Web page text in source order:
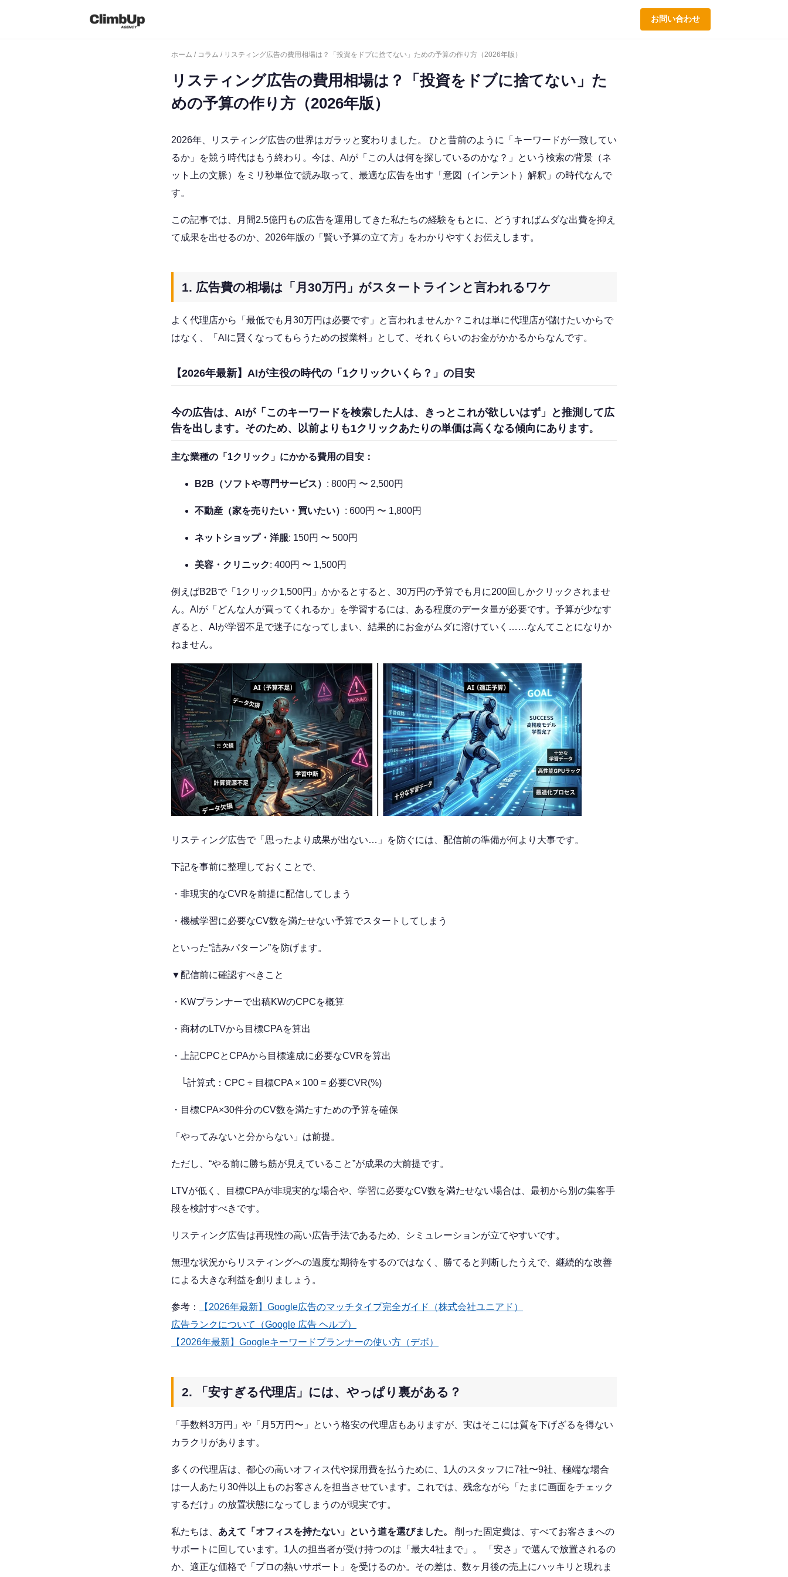
お問い合わせ
ホーム / コラム / リスティング広告の費用相場は？「投資をドブに捨てない」ための予算の作り方（2026年版）
リスティング広告の費用相場は？「投資をドブに捨てない」た
めの予算の作り方（2026年版）
2026年、リスティング広告の世界はガラッと変わりました。 ひと昔前のように「キーワードが一致してい
るか」を競う時代はもう終わり。今は、AIが「この人は何を探しているのかな？」という検索の背景（ネ
ット上の文脈）をミリ秒単位で読み取って、最適な広告を出す「意図（インテント）解釈」の時代なんで
す。
この記事では、月間2.5億円もの広告を運用してきた私たちの経験をもとに、どうすればムダな出費を抑え
て成果を出せるのか、2026年版の「賢い予算の立て方」をわかりやすくお伝えします。
1. 広告費の相場は「月30万円」がスタートラインと言われるワケ
よく代理店から「最低でも月30万円は必要です」と言われませんか？これは単に代理店が儲けたいからで
はなく、「AIに賢くなってもらうための授業料」として、それくらいのお金がかかるからなんです。
【2026年最新】AIが主役の時代の「1クリックいくら？」の目安
今の広告は、AIが「このキーワードを検索した人は、きっとこれが欲しいはず」と推測して広
告を出します。そのため、以前よりも1クリックあたりの単価は高くなる傾向にあります。
主な業種の「1クリック」にかかる費用の目安：
B2B（ソフトや専門サービス） : 800円 〜 2,500円
不動産（家を売りたい・買いたい） : 600円 〜 1,800円
ネットショップ・洋服: 150円 〜 500円
美容・クリニック: 400円 〜 1,500円
例えばB2Bで「1クリック1,500円」かかるとすると、30万円の予算でも月に200回しかクリックされませ
ん。AIが「どんな人が買ってくれるか」を学習するには、ある程度のデータ量が必要です。予算が少なす
ぎると、AIが学習不足で迷子になってしまい、結果的にお金がムダに溶けていく……なんてことになりか
ねません。
リスティング広告で「思ったより成果が出ない…」を防ぐには、配信前の準備が何より大事です。
下記を事前に整理しておくことで、
・非現実的なCVRを前提に配信してしまう
・機械学習に必要なCV数を満たせない予算でスタートしてしまう
といった“詰みパターン”を防げます。
▼配信前に確認すべきこと
・KWプランナーで出稿KWのCPCを概算
・商材のLTVから目標CPAを算出
・上記CPCとCPAから目標達成に必要なCVRを算出
└計算式：CPC ÷ 目標CPA × 100 = 必要CVR(%)
・目標CPA×30件分のCV数を満たすための予算を確保
「やってみないと分からない」は前提。
ただし、“やる前に勝ち筋が見えていること”が成果の大前提です。
LTVが低く、目標CPAが非現実的な場合や、学習に必要なCV数を満たせない場合は、最初から別の集客手
段を検討すべきです。
リスティング広告は再現性の高い広告手法であるため、シミュレーションが立てやすいです。
無理な状況からリスティングへの過度な期待をするのではなく、勝てると判断したうえで、継続的な改善
による大きな利益を創りましょう。
参考：
【2026年最新】Google広告のマッチタイプ完全ガイド（株式会社ユニアド）
広告ランクについて（Google 広告 ヘルプ）
【2026年最新】Googleキーワードプランナーの使い方（デボ）
2. 「安すぎる代理店」には、やっぱり裏がある？
「手数料3万円」や「月5万円〜」という格安の代理店もありますが、実はそこには質を下げざるを得ない
カラクリがあります。
多くの代理店は、都心の高いオフィス代や採用費を払うために、1人のスタッフに7社〜9社、極端な場合
は一人あたり30件以上ものお客さんを担当させています。これでは、残念ながら「たまに画面をチェック
するだけ」の放置状態になってしまうのが現実です。
私たちは、 あえて「オフィスを持たない」という道を選びました。
削った固定費は、すべてお客さまへの
サポートに回しています。1人の担当者が受け持つのは「最大4社まで」。 「安さ」で選んで放置されるの
か、適正な価格で「プロの熱いサポート」を受けるのか。その差は、数ヶ月後の売上にハッキリと現れま